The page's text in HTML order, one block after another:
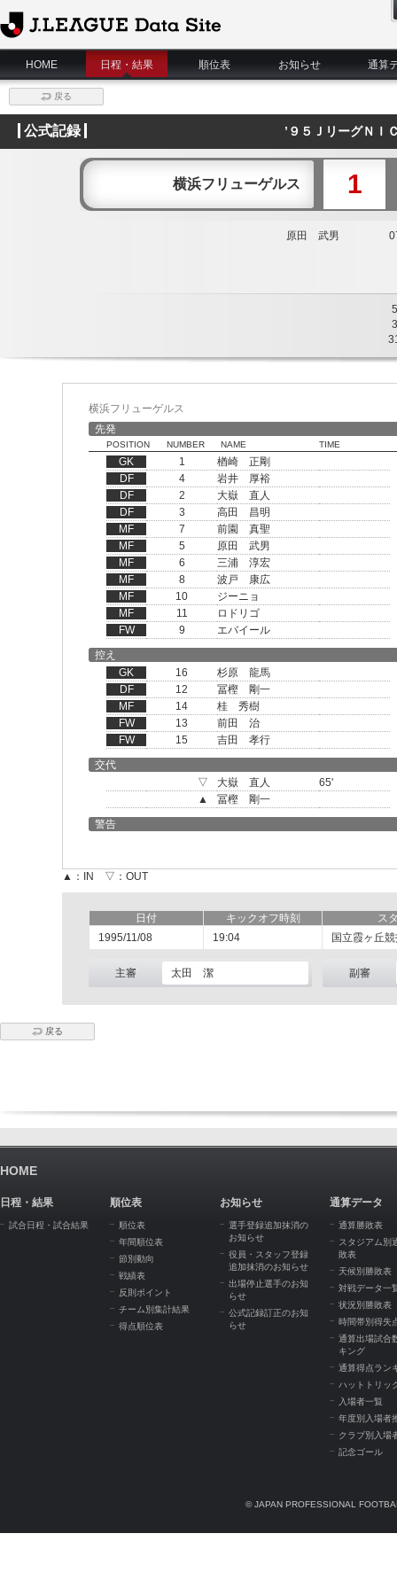
J.League Data Site
HOME
日程・結果 順位表 お知らせ 通算
戻る
公式記録 ’９５ＪリーグＮＩ
横浜フリューゲルス 1
原田 武男
5
3
横浜フリューゲルス
先発
POSITION NUMBER NAME TIME
GK 1
楢崎 正剛
DF
4
岩井 厚裕
DF
2
大嶽 直人
DF
3
高田 昌明
MF
7
前園 真聖
MF
5
原田 武男
MF
6
三浦 淳宏
MF
8
波戸 康広
MF
10
ジーニョ
MF
11
ロドリゴ
FW
9
エバイール
控え
GK
16
杉原 龍馬
DF
12
冨樫 剛一
MF
14
桂 秀樹
FW
13
前田 治
FW
15
吉田 孝行
交代
▽
大嶽 直人
65'
▲
冨樫 剛一
警告
▲：IN ▽：OUT
日付 キックオフ時刻
ス
1995/11/08
19:04 国立霞ヶ丘
主審 太田 潔 副審
戻る
HOME
日程・結果
試合日程・試合結果
順位表
順位表
年間順位表
節別動向
戦績表
反則ポイント
チーム別集計結果
得点順位表
お知らせ
選手登録追加抹消の
お知らせ
役員・スタッフ登録
追加抹消のお知らせ
出場停止選手のお知
らせ
公式記録訂正のお知
らせ
通算データ
通算勝敗表
スタジアム別
敗表
天候別勝敗表
対戦データ一
状況別勝敗表
時間帯別得失
通算出場試合
キング
通算得点ラン
ハットトリッ
入場者一覧
年度別入場者
クラブ別入場
記念ゴール
© JAPAN PROFESSIONAL